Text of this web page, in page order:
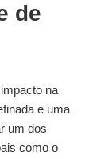
de
na
e uma
um dos
como o